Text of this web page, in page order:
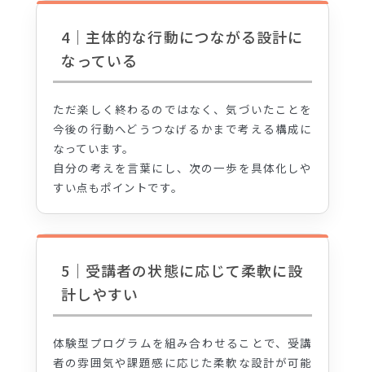
4｜主体的な行動につながる設計に
なっている
ただ楽しく終わるのではなく、気づいたことを
今後の行動へどうつなげるかまで考える構成に
なっています。
自分の考えを言葉にし、次の一歩を具体化しや
すい点もポイントです。
5｜受講者の状態に応じて柔軟に設
計しやすい
体験型プログラムを組み合わせることで、受講
者の雰囲気や課題感に応じた柔軟な設計が可能